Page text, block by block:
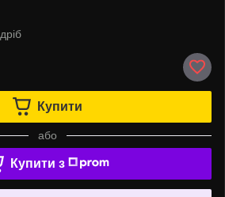
Купити
або
Купити з